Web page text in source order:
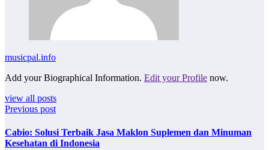
musicpal.info
Add your Biographical Information. Edit your Profile now.
view all posts
Previous post
Cabio: Solusi Terbaik Jasa Maklon Suplemen dan Minuman
Kesehatan di Indonesia